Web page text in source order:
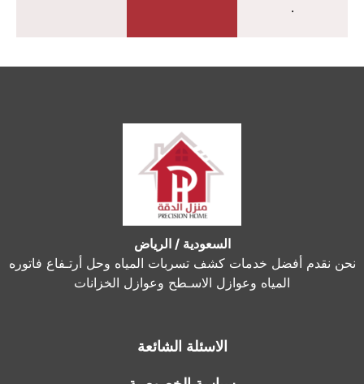
.
السعودية / الرياض
نحن نقدم أفضل خدمات كشف تسربات المياه وحل أرتـفاع فاتوره
المياه وعوازل الاسـطح وعوازل الخزانات
الاسئلة الشائعة